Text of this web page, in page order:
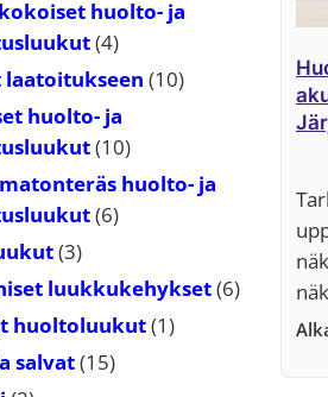
huolto- ja
44
tuotetta
1010
huolto- ja
1010
tuotetta
huolto- ja
66
33
tuotetta
luukkukehykset 66
tuotetta
huoltoluukut 11
salvat 1515